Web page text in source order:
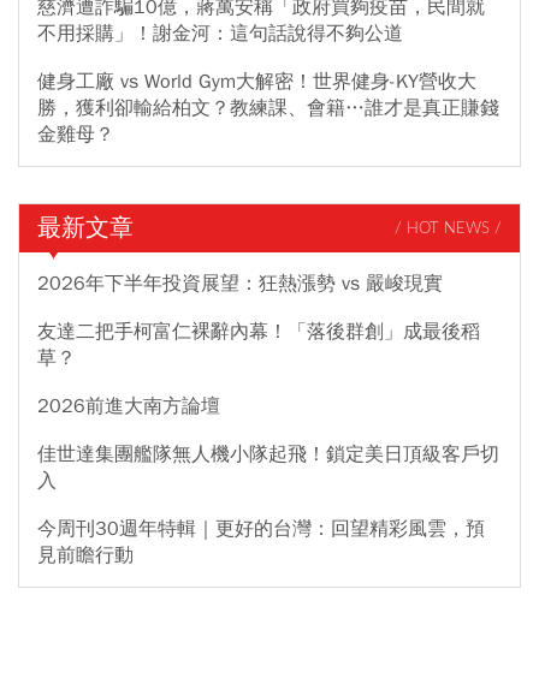
慈濟遭詐騙10億，蔣萬安稱「政府買夠疫苗，民間就
不用採購」！謝金河：這句話說得不夠公道
健身工廠 vs World Gym大解密！世界健身-KY營收大
勝，獲利卻輸給柏文？教練課、會籍…誰才是真正賺錢
金雞母？
最新文章 / HOT NEWS /
2026年下半年投資展望：狂熱漲勢 vs 嚴峻現實
友達二把手柯富仁裸辭內幕！「落後群創」成最後稻
草？
2026前進大南方論壇
佳世達集團艦隊無人機小隊起飛！鎖定美日頂級客戶切
入
今周刊30週年特輯｜更好的台灣：回望精彩風雲，預
見前瞻行動